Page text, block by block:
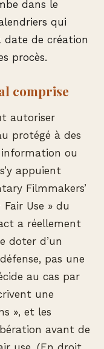
dans le
qui
date de création
procès.
comprise
autoriser
protégé à des
ou
appuient
Filmmakers’
Use » du
a réellement
doter d’un
pas une
au cas par
une
», et les
avant de